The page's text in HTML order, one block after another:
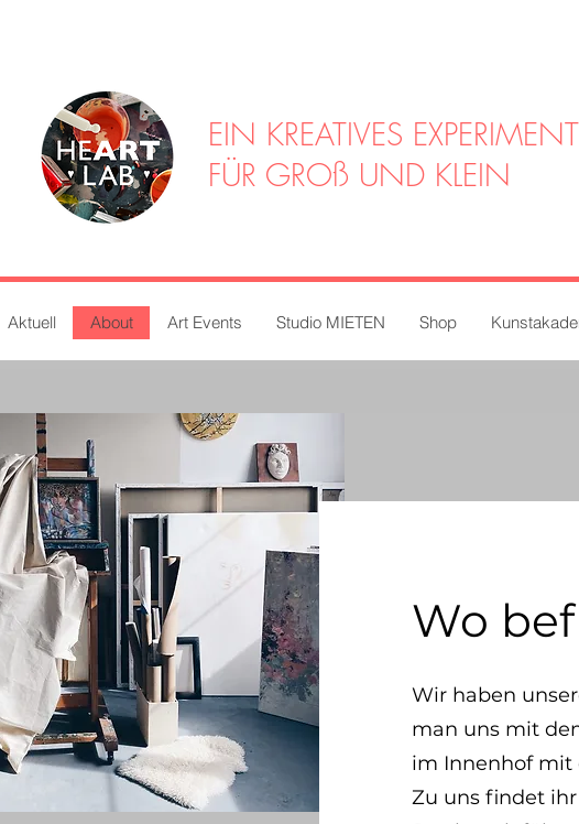
EIN KREATIVES EXPERIMENT
FÜR GROß UND KLEIN
Aktuell About Art Events Studio MIETEN Shop
Wo
Wir haben
man uns mit
im Innenhof mit
Zu uns findet